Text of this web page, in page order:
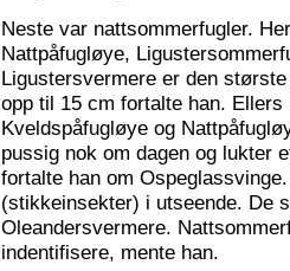
Neste var nattsommerfugler.
Nattpåfugløye,
Ligustersvermere er den
opp til 15 cm fortalte han.
Kveldspåfugløye og
pussig nok om dagen og lukter
fortalte han om
(stikkeinsekter) i utseende. De
Oleandersvermere.
indentifisere, mente han.